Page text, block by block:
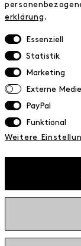
Versand
Retoure
Datenschutz
AGB
Impressum
erklärung .
Essenziell
Statistik
Marketing
Externe
PayPal
Funktional
Weitere